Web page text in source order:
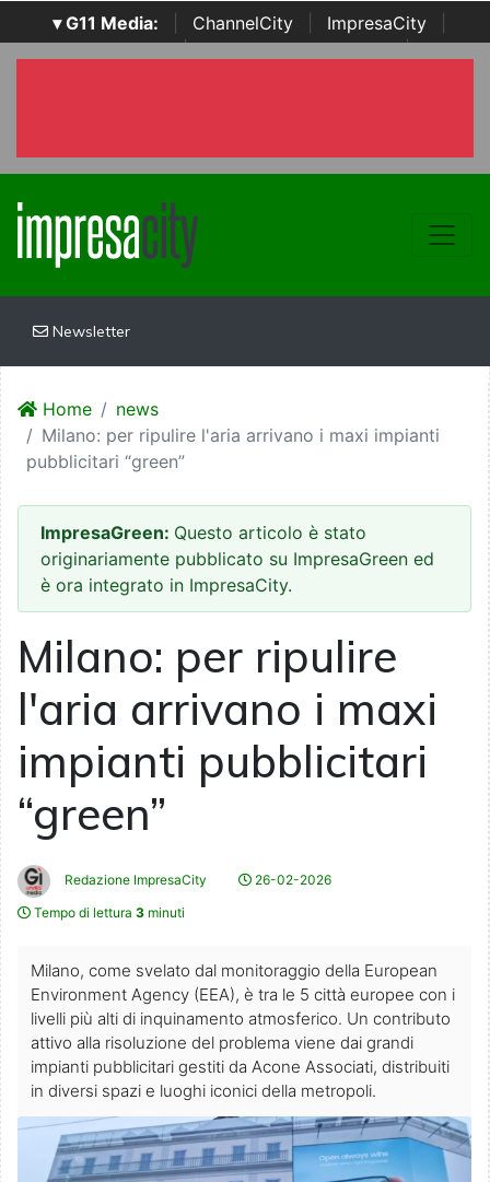
▾ G11 Media: ChannelCity ImpresaCity
SecurityOpenLab | Italian Channel Awards | Italian
Newsletter
Home
news
Milano: per ripulire l'aria arrivano i maxi impianti
pubblicitari “green”
ImpresaGreen: Questo articolo è stato
originariamente pubblicato su ImpresaGreen ed
è ora integrato in ImpresaCity.
Milano: per ripulire
l'aria arrivano i maxi
impianti pubblicitari
“green”
Redazione ImpresaCity
26-02-2026
Tempo di lettura 3 minuti
Milano, come svelato dal monitoraggio della European
Environment Agency (EEA), è tra le 5 città europee con i
livelli più alti di inquinamento atmosferico. Un contributo
attivo alla risoluzione del problema viene dai grandi
impianti pubblicitari gestiti da Acone Associati, distribuiti
in diversi spazi e luoghi iconici della metropoli.